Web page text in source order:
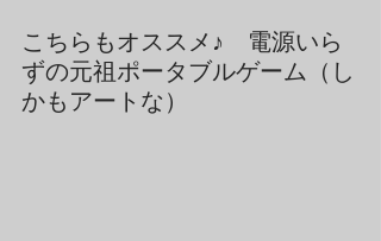
こちらもオススメ♪　電源いら
ずの元祖ポータブルゲーム（し
かもアートな）